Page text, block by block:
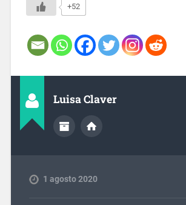
+52
Luisa Claver
1 agosto 2020